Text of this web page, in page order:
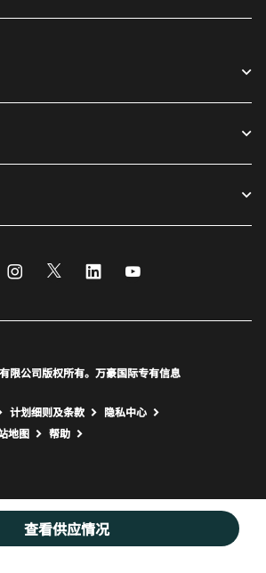
查看供应情况
Instagram
Twitter LinkedIn
限公司版权所有。万豪国际专有信息
计划细则及条款
隐私中心
地图 打开新窗口
帮助